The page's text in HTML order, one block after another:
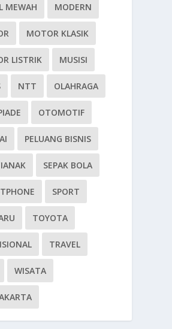
MEWAH MODERN
MOTOR KLASIK
LISTRIK MUSISI
NTT OLAHRAGA
OTOMOTIF
PELUANG BISNIS
SEPAK BOLA
SPORT
TOYOTA
TRAVEL
WISATA